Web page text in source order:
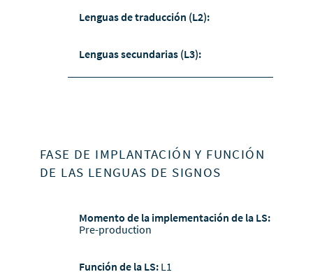
Lenguas de traducción (L2):
Lenguas secundarias (L3):
FASE DE IMPLANTACIÓN Y FUNCIÓN
DE LAS LENGUAS DE SIGNOS
Momento de la implementación de la LS:
Pre-production
Función de la LS: L1